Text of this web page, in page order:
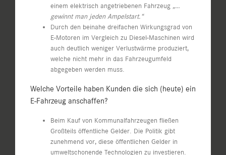
einem elektrisch angetriebenen Fahrzeug „…
gewinnt man jeden Ampelstart.“
Durch den beinahe dreifachen Wirkungsgrad von
E-Motoren im Vergleich zu Diesel-Maschinen wird
auch deutlich weniger Verlustwärme produziert,
welche nicht mehr in das Fahrzeugumfeld
abgegeben werden muss.
Welche Vorteile haben Kunden die sich (heute) ein
E-Fahrzeug anschaffen?
Beim Kauf von Kommunalfahrzeugen fließen
Großteils öffentliche Gelder. Die Politik gibt
zunehmend vor, diese öffentlichen Gelder in
umweltschonende Technologien zu investieren.